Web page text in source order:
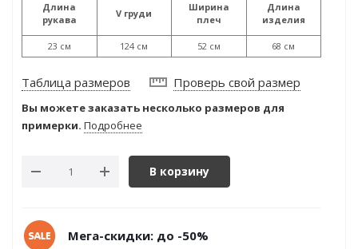
Длина
рукава
23 см
V груди
124 см
Ширина
плеч
52 см
Длина
изделия
68 см
Таблица размеров Проверь свой размер
Вы можете заказать несколько размеров для
примерки. Подробнее
В корзину
Мега-скидки: до -50%